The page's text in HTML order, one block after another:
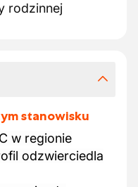
rodzinnej
stanowisku
w regionie
odzwierciedla